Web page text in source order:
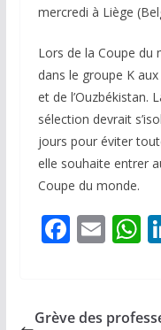
mercredi à Liège
Lors de la Coupe du
dans le groupe K
et de l’Ouzbékistan.
sélection devrait
jours pour éviter
elle souhaite entrer
Coupe du monde.
F
b
E
l s
Grève des